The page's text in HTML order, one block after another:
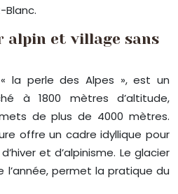
Blanc.
alpin et village sans
la perle des Alpes », est un
à 1800 mètres d’altitude,
de plus de 4000 mètres.
offre un cadre idyllique pour
et d’alpinisme. Le glacier
l’année, permet la pratique du